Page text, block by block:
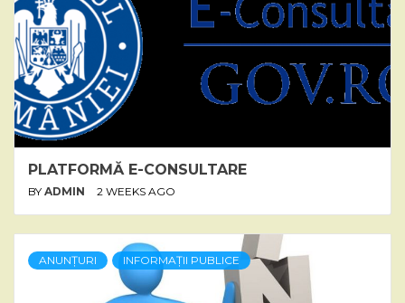
PLATFORMĂ E-CONSULTARE
BY ADMIN 2 WEEKS AGO
ANUNȚURI INFORMAȚII PUBLICE